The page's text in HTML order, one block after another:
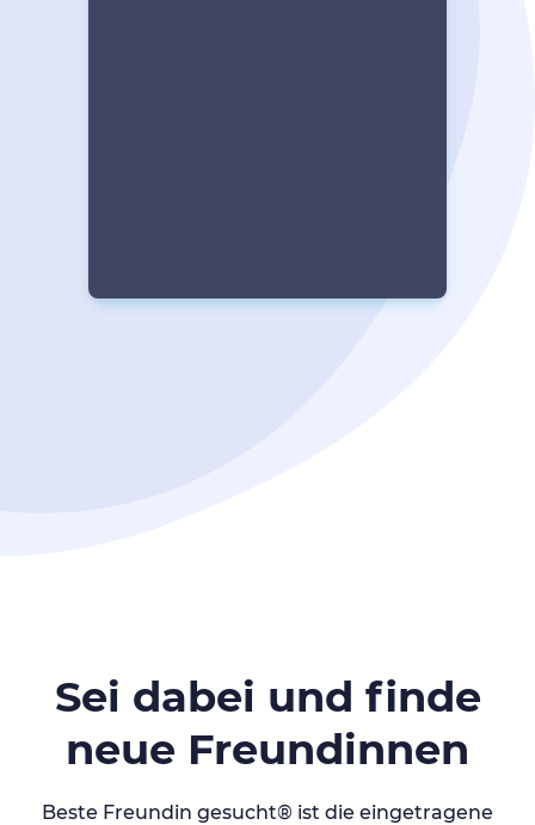
Sei dabei und finde
neue Freundinnen
Beste Freundin gesucht® ist die eingetragene